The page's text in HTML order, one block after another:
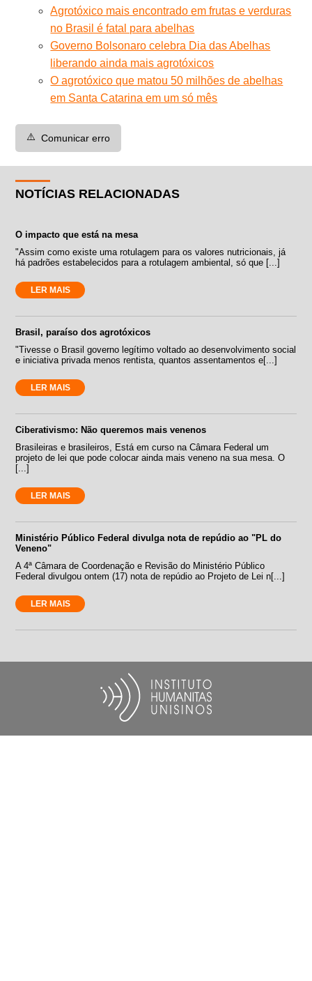
Agrotóxico mais encontrado em frutas e verduras
no Brasil é fatal para abelhas
Governo Bolsonaro celebra Dia das Abelhas
liberando ainda mais agrotóxicos
O agrotóxico que matou 50 milhões de abelhas
em Santa Catarina em um só mês
⚠️ Comunicar erro
NOTÍCIAS RELACIONADAS
O impacto que está na mesa
"Assim como existe uma rotulagem para os valores nutricionais, já
há padrões estabelecidos para a rotulagem ambiental, só que [...]
LER MAIS
Brasil, paraíso dos agrotóxicos
"Tivesse o Brasil governo legítimo voltado ao desenvolvimento social
e iniciativa privada menos rentista, quantos assentamentos e[...]
LER MAIS
Ciberativismo: Não queremos mais venenos
Brasileiras e brasileiros, Está em curso na Câmara Federal um
projeto de lei que pode colocar ainda mais veneno na sua mesa. O
[...]
LER MAIS
Ministério Público Federal divulga nota de repúdio ao "PL do
Veneno"
A 4ª Câmara de Coordenação e Revisão do Ministério Público
Federal divulgou ontem (17) nota de repúdio ao Projeto de Lei n[...]
LER MAIS